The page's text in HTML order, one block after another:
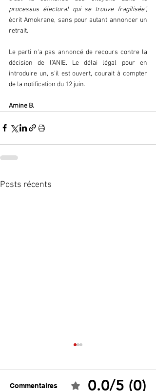
processus électoral qui se trouve fragilisée”,
écrit Amokrane, sans pour autant annoncer un
retrait.
Le parti n'a pas annoncé de recours contre la
décision de l'ANIE. Le délai légal pour en
introduire un, s'il est ouvert, courait à compter
de la notification du 12 juin.
Amine B.
Posts récents
Commentaires 0.0/5 (0)